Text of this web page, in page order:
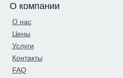
О компании
О нас
Цены
Услуги
Контакты
FAQ